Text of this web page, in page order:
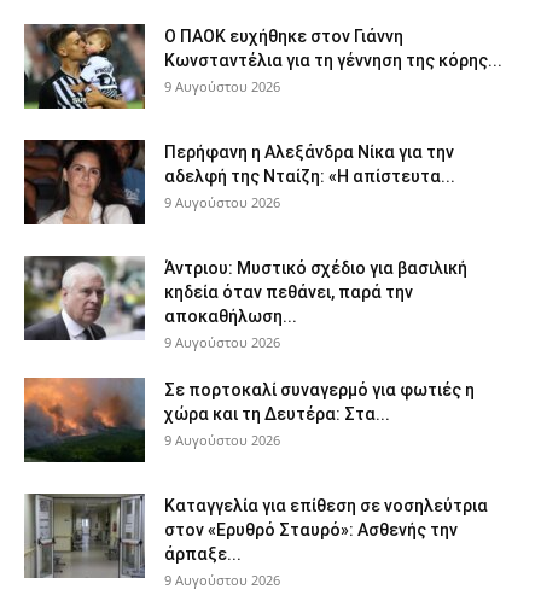
Ο ΠΑΟΚ ευχήθηκε στον Γιάννη
Κωνσταντέλια για τη γέννηση της κόρης...
9 Αυγούστου 2026
Περήφανη η Αλεξάνδρα Νίκα για την
αδελφή της Νταίζη: «Η απίστευτα...
9 Αυγούστου 2026
Άντριου: Μυστικό σχέδιο για βασιλική
κηδεία όταν πεθάνει, παρά την
αποκαθήλωση...
9 Αυγούστου 2026
Σε πορτοκαλί συναγερμό για φωτιές η
χώρα και τη Δευτέρα: Στα...
9 Αυγούστου 2026
Καταγγελία για επίθεση σε νοσηλεύτρια
στον «Ερυθρό Σταυρό»: Ασθενής την
άρπαξε...
9 Αυγούστου 2026